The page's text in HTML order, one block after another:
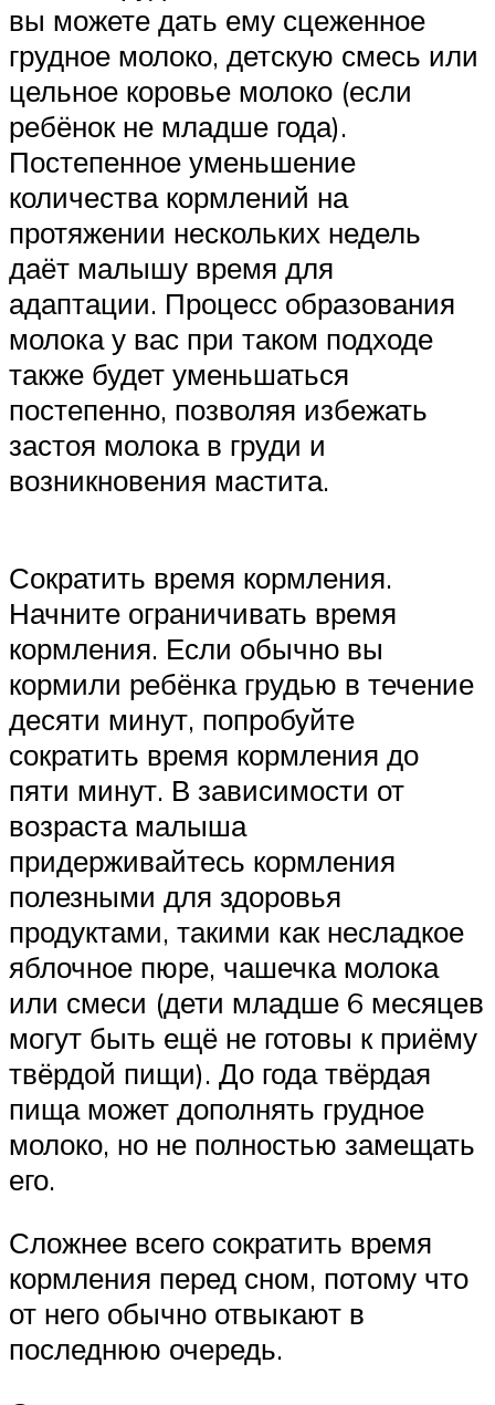
вы можете дать ему сцеженное
грудное молоко, детскую смесь или
цельное коровье молоко (если
ребёнок не младше года).
Постепенное уменьшение
количества кормлений на
протяжении нескольких недель
даёт малышу время для
адаптации. Процесс образования
молока у вас при таком подходе
также будет уменьшаться
постепенно, позволяя избежать
застоя молока в груди и
возникновения мастита.
Сократить время кормления.
Начните ограничивать время
кормления. Если обычно вы
кормили ребёнка грудью в течение
десяти минут, попробуйте
сократить время кормления до
пяти минут. В зависимости от
возраста малыша
придерживайтесь кормления
полезными для здоровья
продуктами, такими как несладкое
яблочное пюре, чашечка молока
или смеси (дети младше 6 месяцев
могут быть ещё не готовы к приёму
твёрдой пищи). До года твёрдая
пища может дополнять грудное
молоко, но не полностью замещать
его.
Сложнее всего сократить время
кормления перед сном, потому что
от него обычно отвыкают в
последнюю очередь.